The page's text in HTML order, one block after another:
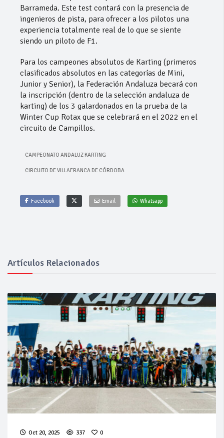
Barrameda. Este test contará con la presencia de
ingenieros de pista, para ofrecer a los pilotos una
experiencia totalmente real de lo que se siente
siendo un piloto de F1.
Para los campeones absolutos de Karting (primeros
clasificados absolutos en las categorías de Mini,
Junior y Senior), la Federación Andaluza becará con
la inscripción (dentro de la selección andaluza de
karting) de los 3 galardonados en la prueba de la
Winter Cup Rotax que se celebrará en el 2022 en el
circuito de Campillos.
CAMPEONATO ANDALUZ KARTING
CIRCUITO DE VILLAFRANCA DE CÓRDOBA
Facebook Email Whatsapp
Artículos Relacionados
Oct 20, 2025 337 0